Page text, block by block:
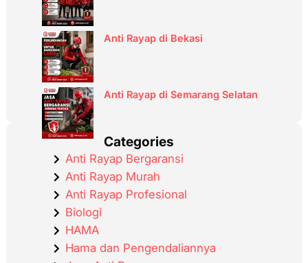
Anti Rayap di Bekasi
Anti Rayap di Semarang Selatan
Categories
Anti Rayap Bergaransi
Anti Rayap Murah
Anti Rayap Profesional
Biologi
HAMA
Hama dan Pengendaliannya